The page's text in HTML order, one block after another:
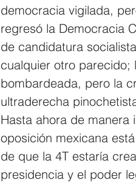
democracia vigilada,
regresó la Democracia
de candidatura
cualquier otro parecido;
bombardeada, pero la
ultraderecha
Hasta ahora de manera
oposición mexicana
de que la 4T estaría
presidencia y el poder